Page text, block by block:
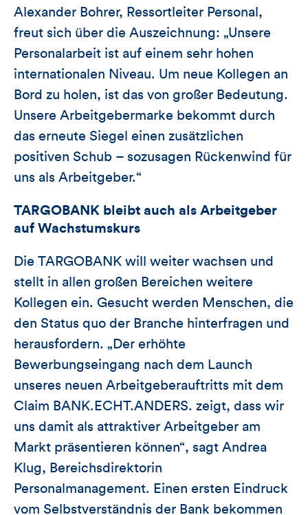
Alexander Bohrer, Ressortleiter Personal,
freut sich über die Auszeichnung: „Unsere
Personalarbeit ist auf einem sehr hohen
internationalen Niveau. Um neue Kollegen an
Bord zu holen, ist das von großer Bedeutung.
Unsere Arbeitgebermarke bekommt durch
das erneute Siegel einen zusätzlichen
positiven Schub – sozusagen Rückenwind für
uns als Arbeitgeber.“
TARGOBANK bleibt auch als Arbeitgeber
auf Wachstumskurs
Die TARGOBANK will weiter wachsen und
stellt in allen großen Bereichen weitere
Kollegen ein. Gesucht werden Menschen, die
den Status quo der Branche hinterfragen und
herausfordern. „Der erhöhte
Bewerbungseingang nach dem Launch
unseres neuen Arbeitgeberauftritts mit dem
Claim BANK.ECHT.ANDERS. zeigt, dass wir
uns damit als attraktiver Arbeitgeber am
Markt präsentieren können“, sagt Andrea
Klug, Bereichsdirektorin
Personalmanagement. Einen ersten Eindruck
vom Selbstverständnis der Bank bekommen